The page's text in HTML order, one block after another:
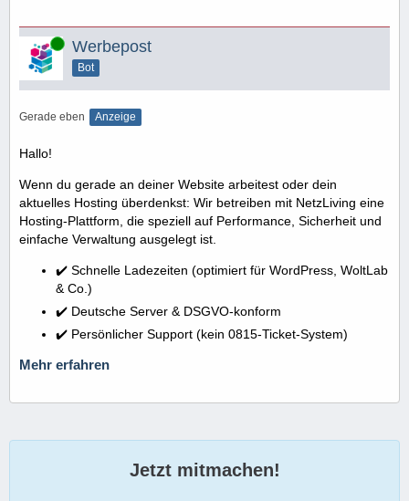
Online Werbepost
Bot
Gerade eben Anzeige
Hallo!
Wenn du gerade an deiner Website arbeitest oder dein
aktuelles Hosting überdenkst: Wir betreiben mit NetzLiving eine
Hosting-Plattform, die speziell auf Performance, Sicherheit und
einfache Verwaltung ausgelegt ist.
✔️ Schnelle Ladezeiten (optimiert für WordPress, WoltLab
& Co.)
✔️ Deutsche Server & DSGVO-konform
✔️ Persönlicher Support (kein 0815-Ticket-System)
Mehr erfahren
Jetzt mitmachen!